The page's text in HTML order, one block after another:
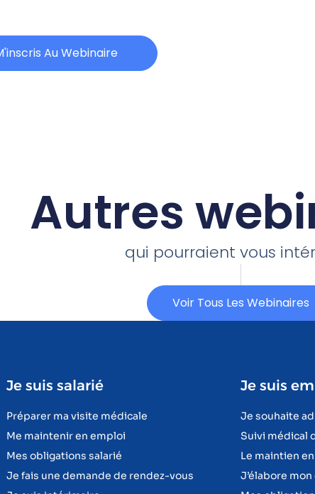
Au Webinaire
Autres
qui pourraient vous
Voir Tous Les Webinaires
Je suis salarié
Préparer ma visite médicale
Me maintenir en emploi
Mes obligations salarié
Je fais une demande de rendez-vous
Je suis
Je souhaite
Suivi médical
Le maintien
J’élabore